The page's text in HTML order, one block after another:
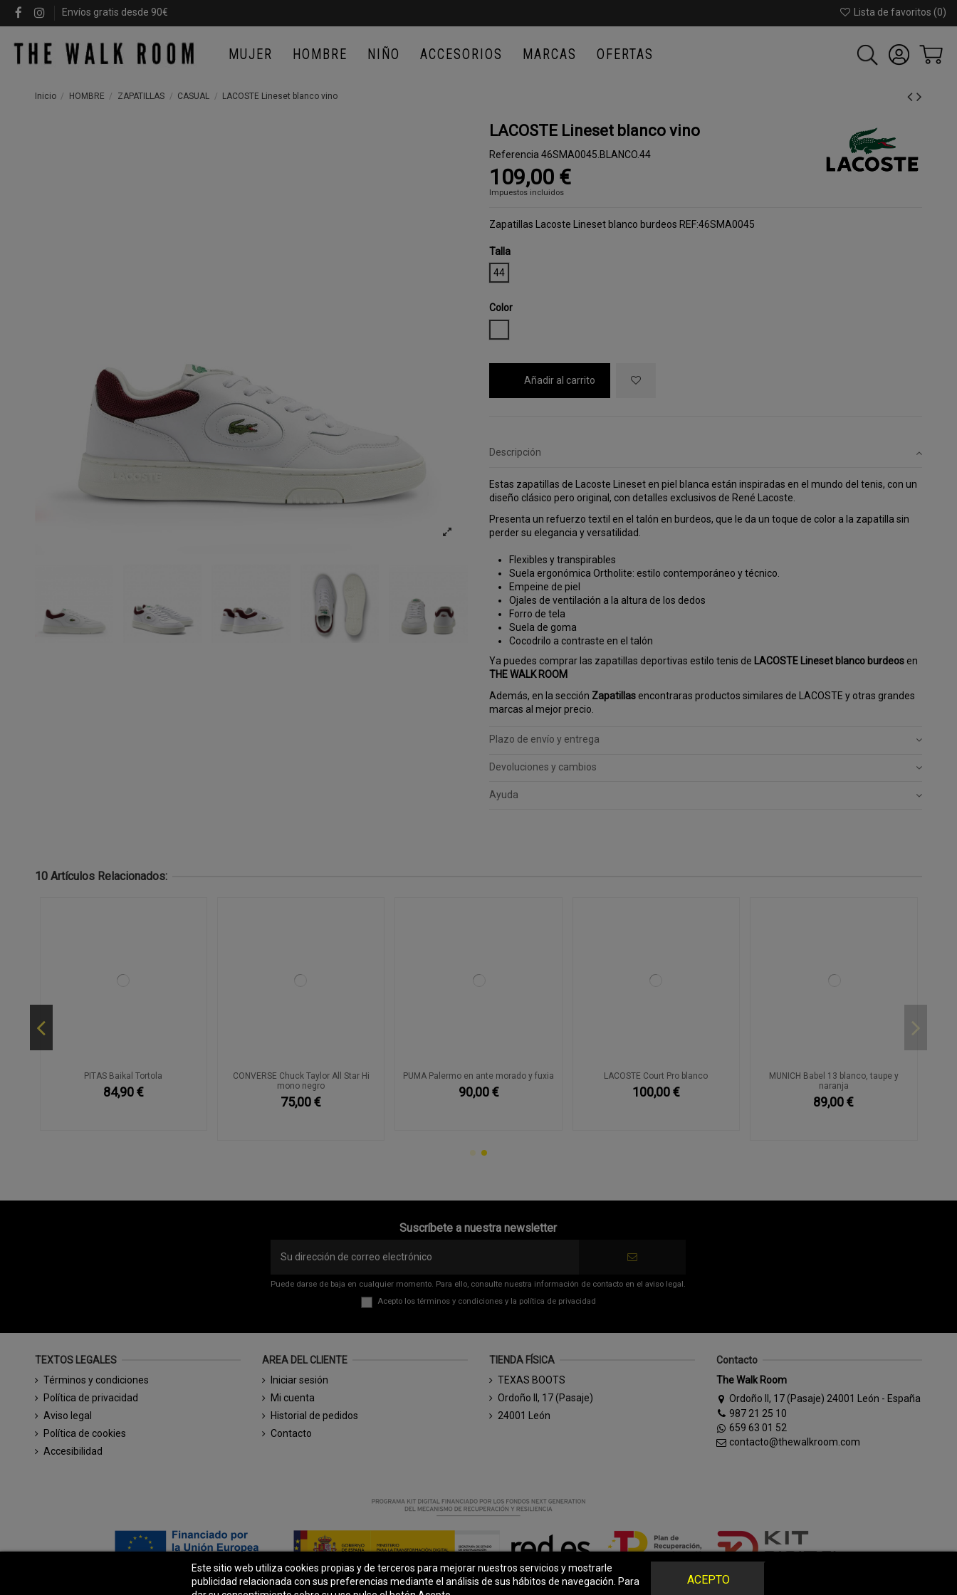
Envíos gratis desde 90€ Lista de favoritos (0)
MUJER HOMBRE NIÑO ACCESORIOS MARCAS OFERTAS
Inicio HOMBRE ZAPATILLAS CASUAL LACOSTE Lineset blanco vino
LACOSTE Lineset blanco vino
Referencia 46SMA0045.BLANCO.44
109,00 €
Impuestos incluidos
Zapatillas Lacoste Lineset blanco burdeos REF:46SMA0045
Talla
44
Color
Añadir al carrito
Descripción
Estas zapatillas de Lacoste Lineset en piel blanca están inspiradas en el mundo del tenis, con un
diseño clásico pero original, con detalles exclusivos de René Lacoste.
Presenta un refuerzo textil en el talón en burdeos, que le da un toque de color a la zapatilla sin
perder su elegancia y versatilidad.
Flexibles y transpirables
Suela ergonómica Ortholite: estilo contemporáneo y técnico.
Empeine de piel
Ojales de ventilación a la altura de los dedos
Forro de tela
Suela de goma
Cocodrilo a contraste en el talón
Ya puedes comprar las zapatillas deportivas estilo tenis de LACOSTE Lineset blanco burdeos en
THE WALK ROOM
Además, en la sección Zapatillasencontraras productos similares de LACOSTE y otras grandes
marcas al mejor precio.
Plazo de envío y entrega
Devoluciones y cambios
Ayuda
10 Artículos Relacionados:
PITAS Baikal Tortola
84,90 €
CONVERSE Chuck Taylor All Star Hi
mono negro
75,00 €
PUMA Palermo en ante morado y fuxia
90,00 €
LACOSTE Court Pro blanco
100,00 €
MUNICH Babel 13 blanco, taupe y
naranja
89,00 €
Suscríbete a nuestra newsletter
Puede darse de baja en cualquier momento. Para ello, consulte nuestra información de contacto en el aviso legal.
Acepto los términos y condicionesy la política de privacidad
TEXTOS LEGALES
Términos y condiciones
Política de privacidad
Aviso legal
Política de cookies
Accesibilidad
AREA DEL CLIENTE
Iniciar sesión
Mi cuenta
Historial de pedidos
Contacto
TIENDA FÍSICA
TEXAS BOOTS
Ordoño II, 17 (Pasaje)
24001 León
Contacto
The Walk Room
Ordoño II, 17 (Pasaje) 24001 León - España
987 21 25 10
659 63 01 52
contacto@thewalkroom.com
Este sitio web utiliza cookies propias y de terceros para mejorar nuestros servicios y mostrarle
publicidad relacionada con sus preferencias mediante el análisis de sus hábitos de navegación. Para
ACEPTO
© Todos los derechos reservados - Powered bybytefactory